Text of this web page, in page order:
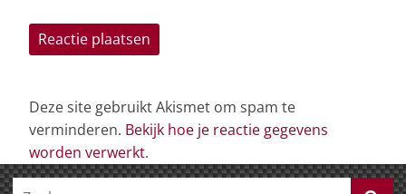
Deze site gebruikt Akismet om spam te
verminderen. Bekijk hoe je reactie gegevens
worden verwerkt.